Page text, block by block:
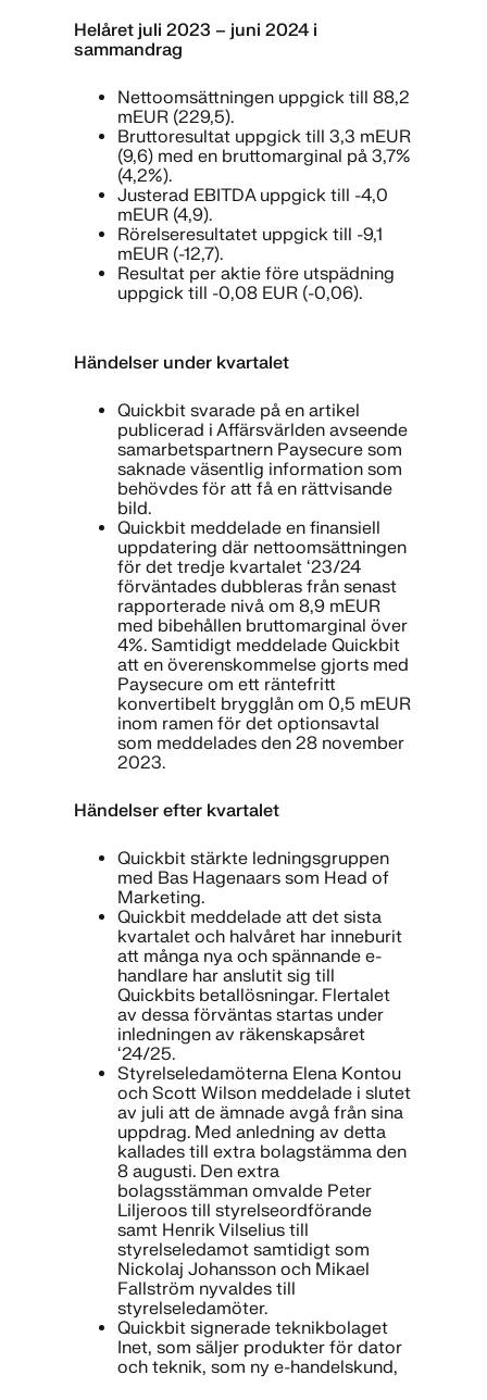
Helåret juli 2023 – juni 2024 i
sammandrag
Nettoomsättningen uppgick till 88,2
mEUR (229,5).
Bruttoresultat uppgick till 3,3 mEUR
(9,6) med en bruttomarginal på 3,7%
(4,2%).
Justerad EBITDA uppgick till -4,0
mEUR (4,9).
Rörelseresultatet uppgick till -9,1
mEUR (-12,7).
Resultat per aktie före utspädning
uppgick till -0,08 EUR (-0,06).
Händelser under kvartalet
Quickbit svarade på en artikel
publicerad i Affärsvärlden avseende
samarbetspartnern Paysecure som
saknade väsentlig information som
behövdes för att få en rättvisande
bild.
Quickbit meddelade en finansiell
uppdatering där nettoomsättningen
för det tredje kvartalet ‘23/24
förväntades dubbleras från senast
rapporterade nivå om 8,9 mEUR
med bibehållen bruttomarginal över
4%. Samtidigt meddelade Quickbit
att en överenskommelse gjorts med
Paysecure om ett räntefritt
konvertibelt brygglån om 0,5 mEUR
inom ramen för det optionsavtal
som meddelades den 28 november
2023.
Händelser efter kvartalet
Quickbit stärkte ledningsgruppen
med Bas Hagenaars som Head of
Marketing.
Quickbit meddelade att det sista
kvartalet och halvåret har inneburit
att många nya och spännande e-
handlare har anslutit sig till
Quickbits betallösningar. Flertalet
av dessa förväntas startas under
inledningen av räkenskapsåret
‘24/25.
Styrelseledamöterna Elena Kontou
och Scott Wilson meddelade i slutet
av juli att de ämnade avgå från sina
uppdrag. Med anledning av detta
kallades till extra bolagstämma den
8 augusti. Den extra
bolagsstämman omvalde Peter
Liljeroos till styrelseordförande
samt Henrik Vilselius till
styrelseledamot samtidigt som
Nickolaj Johansson och Mikael
Fallström nyvaldes till
styrelseledamöter.
Quickbit signerade teknikbolaget
Inet, som säljer produkter för dator
och teknik, som ny e-handelskund,